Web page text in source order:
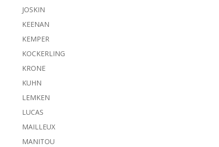
JOSKIN
KEENAN
KEMPER
KOCKERLING
KRONE
KUHN
LEMKEN
LUCAS
MAILLEUX
MANITOU